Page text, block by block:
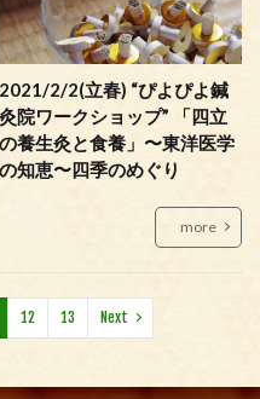
2021/2/2(立春) “ぴよぴよ鍼
灸院ワークショップ” 「四立
の養生灸と食養」〜東洋医学
の知恵〜四季のめぐり
more
12 13 Next